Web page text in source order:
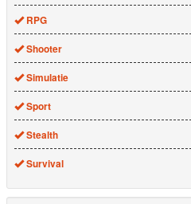
RPG
Shooter
Simulatie
Sport
Stealth
Survival